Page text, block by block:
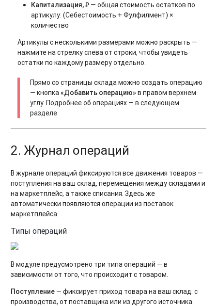
Капитализация, ₽ — общая стоимость остатков по
артикулу: (Себестоимость + Фулфилмент) ×
количество
Артикулы с несколькими размерами можно раскрыть —
нажмите на стрелку слева от строки, чтобы увидеть
остатки по каждому размеру отдельно.
Прямо со страницы склада можно создать операцию
— кнопка«Добавить операцию» в правом верхнем
углу. Подробнее об операциях — в следующем
разделе.
2. Журнал операций
В журнале операций фиксируются все движения товаров —
поступления на ваш склад, перемещения между складами и
на маркетплейс, а также списания. Здесь же
автоматически появляются операции из поставок
маркетплейса.
Типы операций
В модуле предусмотрено три типа операций — в
зависимости от того, что происходит с товаром.
Поступление — фиксирует приход товара на ваш склад: с
производства, от поставщика или из другого источника.